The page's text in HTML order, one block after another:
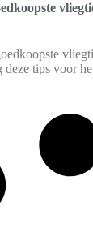
tips voor